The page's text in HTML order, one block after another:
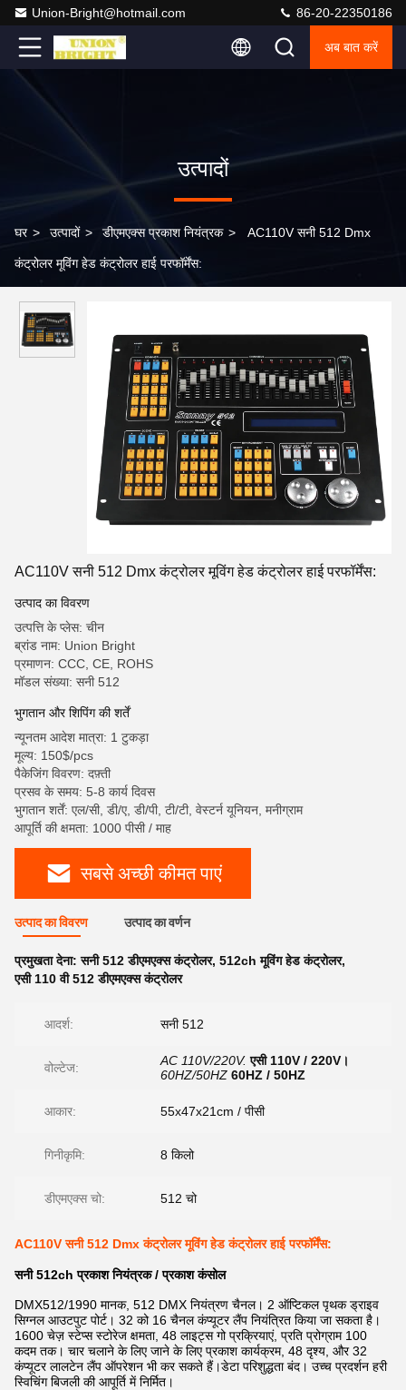
Union-Bright@hotmail.com 86-20-22350186
अब बात करें
उत्पादों
घर > उत्पादों > डीएमएक्स प्रकाश नियंत्रक > AC110V सनी 512 Dmx
कंट्रोलर मूविंग हेड कंट्रोलर हाई परफॉर्मेंस:
AC110V सनी 512 Dmx कंट्रोलर मूविंग हेड कंट्रोलर हाई परफॉर्मेंस:
उत्पाद का विवरण
उत्पत्ति के प्लेस: चीन
ब्रांड नाम: Union Bright
प्रमाणन: CCC, CE, ROHS
मॉडल संख्या: सनी 512
भुगतान और शिपिंग की शर्तें
न्यूनतम आदेश मात्रा: 1 टुकड़ा
मूल्य: 150$/pcs
पैकेजिंग विवरण: दफ़्ती
प्रसव के समय: 5-8 कार्य दिवस
भुगतान शर्तें: एल/सी, डी/ए, डी/पी, टी/टी, वेस्टर्न यूनियन, मनीग्राम
आपूर्ति की क्षमता: 1000 पीसी / माह
सबसे अच्छी कीमत पाएं
उत्पाद का विवरण उत्पाद का वर्णन
प्रमुखता देना:सनी 512 डीएमएक्स कंट्रोलर, 512ch मूविंग हेड कंट्रोलर,
एसी 110 वी 512 डीएमएक्स कंट्रोलर
आदर्श: सनी 512
वोल्टेज: AC 110V/220V. एसी 110V / 220V।
60HZ/50HZ 60HZ / 50HZ
आकार: 55x47x21cm / पीसी
गिनीकृमि: 8 किलो
डीएमएक्स चो: 512 चो
AC110V सनी 512 Dmx कंट्रोलर मूविंग हेड कंट्रोलर हाई परफॉर्मेंस:
सनी 512ch प्रकाश नियंत्रक / प्रकाश कंसोल
DMX512/1990 मानक, 512 DMX नियंत्रण चैनल। 2 ऑप्टिकल पृथक ड्राइव
सिग्नल आउटपुट पोर्ट। 32 को 16 चैनल कंप्यूटर लैंप नियंत्रित किया जा सकता है।
1600 चेज़ स्टेप्स स्टोरेज क्षमता, 48 लाइट्स गो प्रक्रियाएं, प्रति प्रोग्राम 100
कदम तक। चार चलाने के लिए जाने के लिए प्रकाश कार्यक्रम, 48 दृश्य, और 32
कंप्यूटर लालटेन लैंप ऑपरेशन भी कर सकते हैं।डेटा परिशुद्धता बंद। उच्च प्रदर्शन हरी
स्विचिंग बिजली की आपूर्ति में निर्मित।